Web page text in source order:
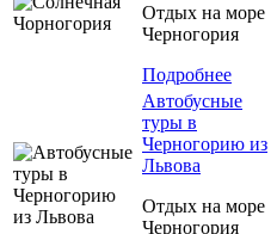
Отдых на море
Черногория
Подробнее
Автобусные
туры в
Черногорию из
Львова
Отдых на море
Черногория